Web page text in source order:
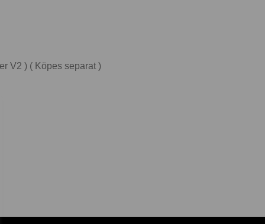
V2 ) ( Köpes separat )